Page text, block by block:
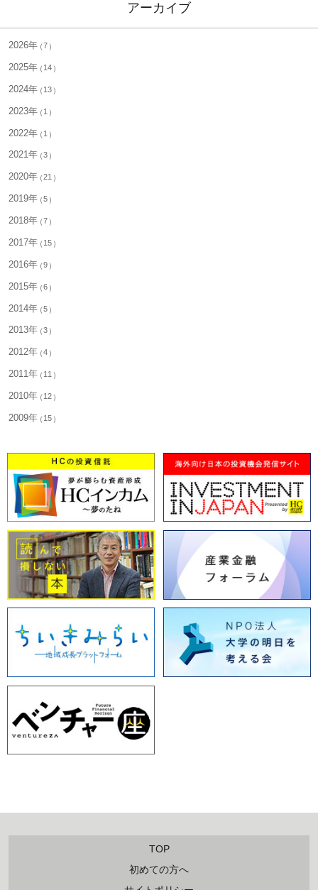
アーカイブ
2026年 7
2025年 14
2024年 13
2023年 1
2022年 1
2021年 3
2020年 21
2019年 5
2018年 7
2017年 15
2016年 9
2015年 6
2014年 5
2013年 3
2012年 4
2011年 11
2010年 12
2009年 15
TOP
初めての方へ